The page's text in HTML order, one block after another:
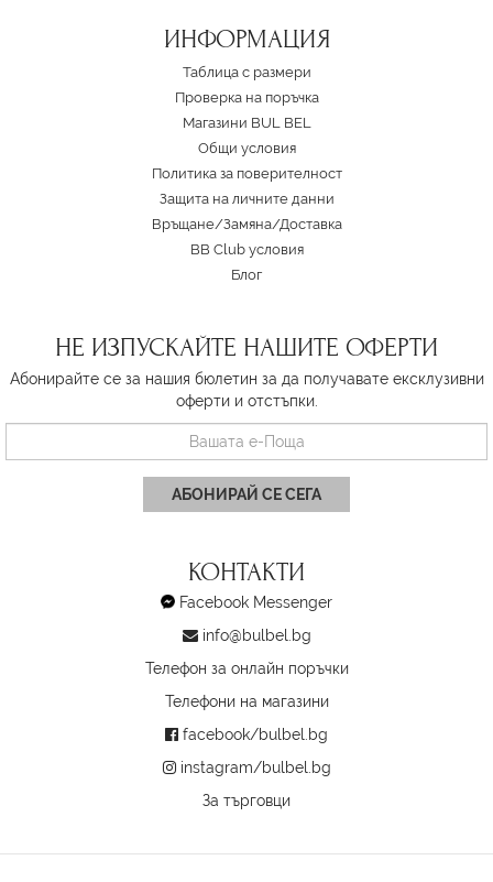
ИНФОРМАЦИЯ
Таблица с размери
Проверка на поръчка
Магазини BUL BEL
Oбщи условия
Политика за поверителност
Защита на личните данни
Връщане/Замяна/Доставка
BB Club условия
Блог
НЕ ИЗПУСКАЙТЕ НАШИТЕ ОФЕРТИ
Абонирайте се за нашия бюлетин за да получавате ексклузивни
оферти и отстъпки.
АБОНИРАЙ СЕ СЕГА
КОНТАКТИ
Facebook Messenger
info@bulbel.bg
Телефон за онлайн поръчки
Телефони на магазини
facebook/bulbel.bg
instagram/bulbel.bg
За търговци